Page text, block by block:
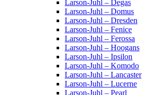
Larson-Juhl – Degas
Larson-Juhl – Domus
Larson-Juhl – Dresden
Larson-Juhl – Fenice
Larson-Juhl – Ferossa
Larson-Juhl – Hoogans
Larson-Juhl – Ipsilon
Larson-Juhl – Komodo
Larson-Juhl – Lancaster
Larson-Juhl – Lucerne
Larson-Juhl – Pearl